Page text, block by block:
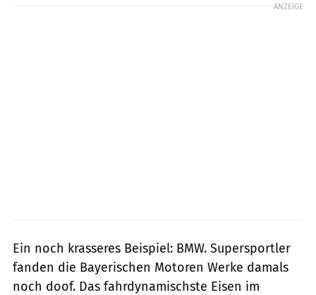
ANZEIGE
Ein noch krasseres Beispiel: BMW. Supersportler
fanden die Bayerischen Motoren Werke damals
noch doof. Das fahrdynamischste Eisen im